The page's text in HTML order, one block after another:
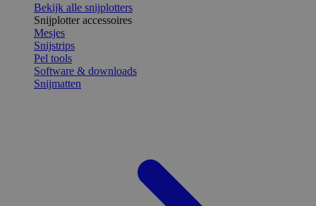
Bekijk alle snijplotters
Snijplotter accessoires
Mesjes
Snijstrips
Pel tools
Software & downloads
Snijmatten